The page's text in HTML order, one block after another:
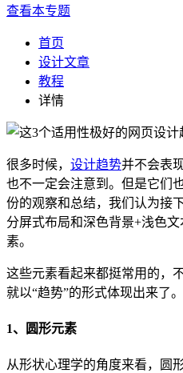
查看本专题
首页
设计文章
教程
详情
很多时候， 设计趋势并不会表
也不一定会注意到。但是它们
份的观察和总结，我们认为接
分屏式布局和深色背景+浅色
素。
这些元素看起来都挺常用的，
就以“趋势”的形式体现出来了。
1、圆形元素
从形状心理学的角度来看，圆